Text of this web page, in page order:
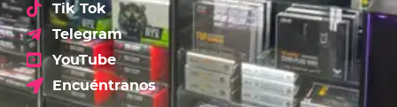
Tik Tok
Telegram
YouTube
Encuéntranos